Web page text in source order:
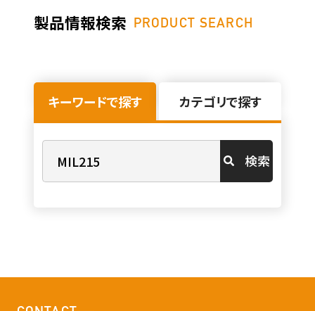
製品情報検索 PRODUCT SEARCH
キーワードで探す カテゴリで探す
検索